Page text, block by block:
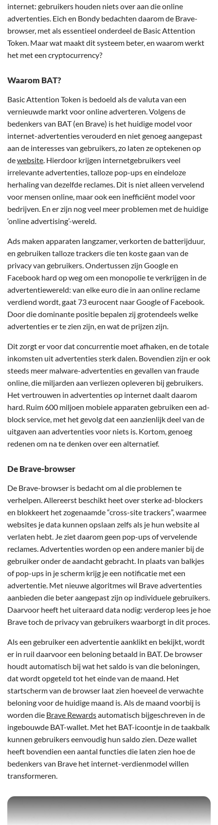
internet: gebruikers houden niets over aan die online
advertenties. Eich en Bondy bedachten daarom de Brave-
browser, met als essentieel onderdeel de Basic Attention
Token. Maar wat maakt dit systeem beter, en waarom werkt
het met een cryptocurrency?
Waarom BAT?
Basic Attention Token is bedoeld als de valuta van een
vernieuwde markt voor online adverteren. Volgens de
bedenkers van BAT (en Brave) is het huidige model voor
internet-advertenties verouderd en niet genoeg aangepast
aan de interesses van gebruikers, zo laten ze optekenen op
dewebsite . Hierdoor krijgen internetgebruikers veel
irrelevante advertenties, talloze pop-ups en eindeloze
herhaling van dezelfde reclames. Dit is niet alleen vervelend
voor mensen online, maar ook een inefficiënt model voor
bedrijven. En er zijn nog veel meer problemen met de huidige
‘online advertising’-wereld.
Ads maken apparaten langzamer, verkorten de batterijduur,
en gebruiken talloze trackers die ten koste gaan van de
privacy van gebruikers. Ondertussen zijn Google en
Facebook hard op weg om een monopolie te verkrijgen in de
advertentiewereld: van elke euro die in aan online reclame
verdiend wordt, gaat 73 eurocent naar Google of Facebook.
Door die dominante positie bepalen zij grotendeels welke
advertenties er te zien zijn, en wat de prijzen zijn.
Dit zorgt er voor dat concurrentie moet afhaken, en de totale
inkomsten uit advertenties sterk dalen. Bovendien zijn er ook
steeds meer malware-advertenties en gevallen van fraude
online, die miljarden aan verliezen opleveren bij gebruikers.
Het vertrouwen in advertenties op internet daalt daarom
hard. Ruim 600 miljoen mobiele apparaten gebruiken een ad-
block service, met het gevolg dat een aanzienlijk deel van de
uitgaven aan advertenties voor niets is. Kortom, genoeg
redenen om na te denken over een alternatief.
De Brave-browser
De Brave-browser is bedacht om al die problemen te
verhelpen. Allereerst beschikt heet over sterke ad-blockers
en blokkeert het zogenaamde “cross-site trackers”, waarmee
websites je data kunnen opslaan zelfs als je hun website al
verlaten hebt. Je ziet daarom geen pop-ups of vervelende
reclames. Advertenties worden op een andere manier bij de
gebruiker onder de aandacht gebracht. In plaats van balkjes
of pop-ups in je scherm krijg je een notificatie met een
advertentie. Met nieuwe algoritmes wil Brave advertenties
aanbieden die beter aangepast zijn op individuele gebruikers.
Daarvoor heeft het uiteraard data nodig: verderop lees je hoe
Brave toch de privacy van gebruikers waarborgt in dit proces.
Als een gebruiker een advertentie aanklikt en bekijkt, wordt
er in ruil daarvoor een beloning betaald in BAT. De browser
houdt automatisch bij wat het saldo is van die beloningen,
dat wordt opgeteld tot het einde van de maand. Het
startscherm van de browser laat zien hoeveel de verwachte
beloning voor de huidige maand is. Als de maand voorbij is
worden die Brave Rewardsautomatisch bijgeschreven in de
ingebouwde BAT-wallet. Met het BAT-icoontje in de taakbalk
kunnen gebruikers eenvoudig hun saldo zien. Deze wallet
heeft bovendien een aantal functies die laten zien hoe de
bedenkers van Brave het internet-verdienmodel willen
transformeren.